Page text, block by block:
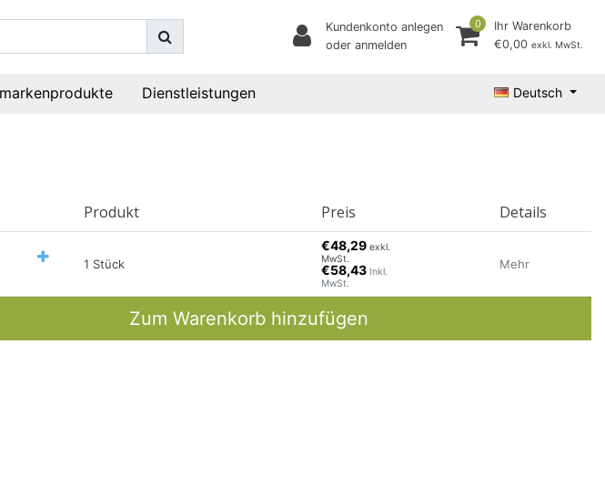
Kundenkonto anlegen
oder anmelden
0
Ihr Warenkorb
€0,00 exkl. MwSt.
Dienstleistungen Deutsch
Produkt Preis Details
1 Stück
€48,29exkl.
MwSt.
€58,43 Inkl.
MwSt.
Mehr
Zum Warenkorb hinzufügen